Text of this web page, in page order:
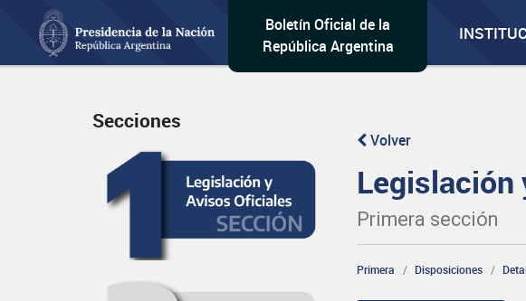
Boletín Oficial de la
República Argentina
Secciones
Volver
Legislación
Primera sección
Primera Disposiciones